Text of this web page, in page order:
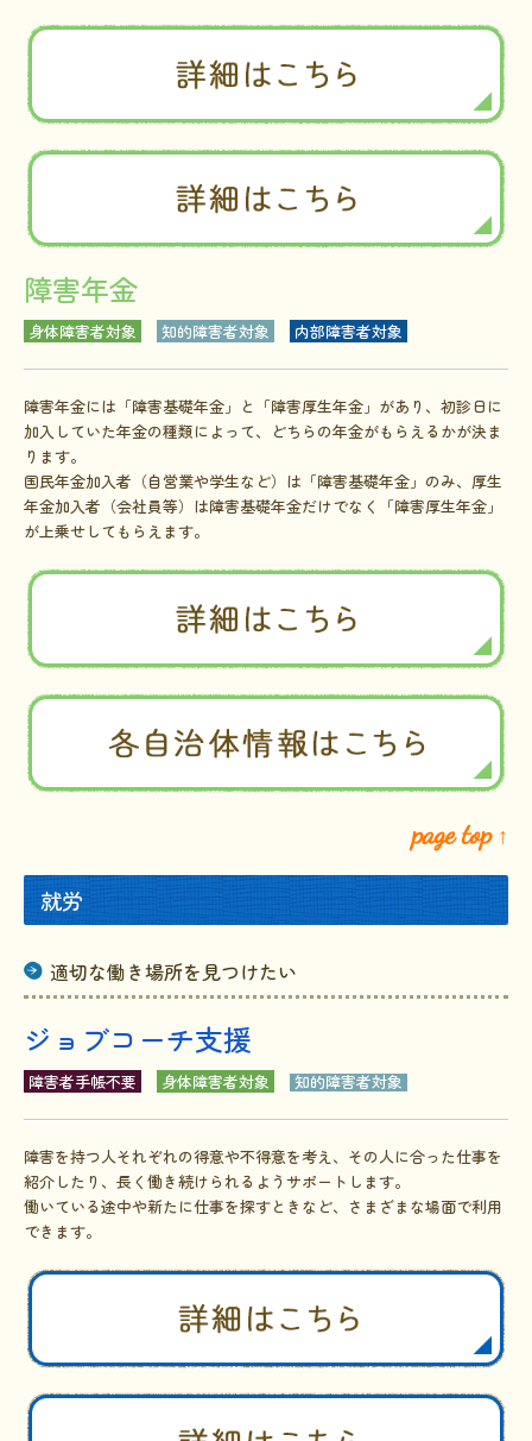
障害年金
身体障害者対象 知的障害者対象 内部障害者対象
障害年金には「障害基礎年金」と「障害厚生年金」があり、初診日に
加入していた年金の種類によって、どちらの年金がもらえるかが決ま
ります。
国民年金加入者（自営業や学生など）は「障害基礎年金」のみ、厚生
年金加入者（会社員等）は障害基礎年金だけでなく「障害厚生年金」
が上乗せしてもらえます。
page top↑
就労
適切な働き場所を見つけたい
ジョブコーチ支援
障害者手帳不要 身体障害者対象 知的障害者対象
障害を持つ人それぞれの得意や不得意を考え、その人に合った仕事を
紹介したり、長く働き続けられるようサポートします。
働いている途中や新たに仕事を探すときなど、さまざまな場面で利用
できます。